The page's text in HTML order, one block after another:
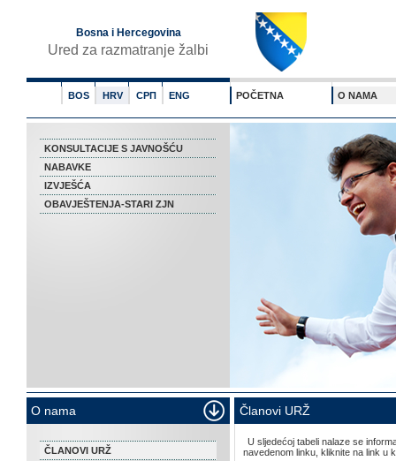
Bosna i Hercegovina
Ured za razmatranje žalbi
BOS HRV СРП ENG POČETNA O NAMA
KONSULTACIJE S JAVNOŠĆU
NABAVKE
IZVJEŠĆA
OBAVJEŠTENJA-STARI ZJN
O nama
ČLANOVI URŽ
Članovi URŽ
U sljedećoj tabeli nalaze se
navedenom linku, kliknite na link u